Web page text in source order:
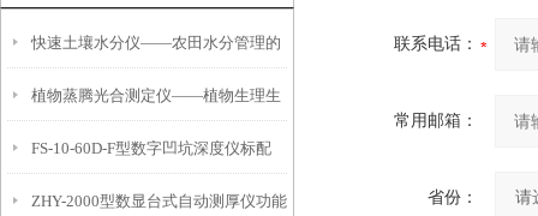
快速土壤水分仪——农田水分管理的
便携式检测工具
植物蒸腾光合测定仪——植物生理生
态的实时监测设备
FS-10-60D-F型数字凹坑深度仪标配
IP54级表头分辨率0.01mm量程
ZHY-2000型数显台式自动测厚仪功能
联系电话：
常用邮箱：
省份：